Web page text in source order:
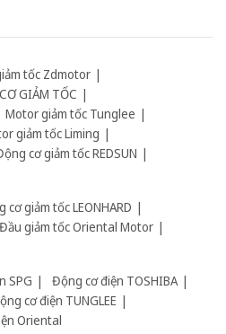
tốc Zdmotor
GIẢM TỐC
Motor giảm tốc Tunglee
giảm tốc Liming
cơ giảm tốc REDSUN
cơ giảm tốc LEONHARD
Đầu giảm tốc Oriental Motor
SPG
Động cơ điện TOSHIBA
cơ điện TUNGLEE
Oriental